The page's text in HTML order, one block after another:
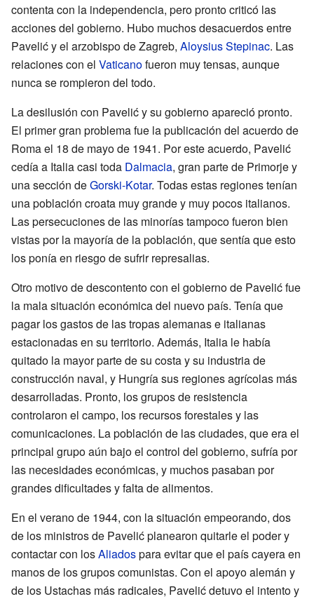
contenta con la independencia, pero pronto criticó las
acciones del gobierno. Hubo muchos desacuerdos entre
Pavelić y el arzobispo de Zagreb, Aloysius Stepinac. Las
relaciones con el Vaticanofueron muy tensas, aunque
nunca se rompieron del todo.
La desilusión con Pavelić y su gobierno apareció pronto.
El primer gran problema fue la publicación del acuerdo de
Roma el 18 de mayo de 1941. Por este acuerdo, Pavelić
cedía a Italia casi toda Dalmacia, gran parte de Primorje y
una sección deGorski-Kotar. Todas estas regiones tenían
una población croata muy grande y muy pocos italianos.
Las persecuciones de las minorías tampoco fueron bien
vistas por la mayoría de la población, que sentía que esto
los ponía en riesgo de sufrir represalias.
Otro motivo de descontento con el gobierno de Pavelić fue
la mala situación económica del nuevo país. Tenía que
pagar los gastos de las tropas alemanas e italianas
estacionadas en su territorio. Además, Italia le había
quitado la mayor parte de su costa y su industria de
construcción naval, y Hungría sus regiones agrícolas más
desarrolladas. Pronto, los grupos de resistencia
controlaron el campo, los recursos forestales y las
comunicaciones. La población de las ciudades, que era el
principal grupo aún bajo el control del gobierno, sufría por
las necesidades económicas, y muchos pasaban por
grandes dificultades y falta de alimentos.
En el verano de 1944, con la situación empeorando, dos
de los ministros de Pavelić planearon quitarle el poder y
contactar con losAliadospara evitar que el país cayera en
manos de los grupos comunistas. Con el apoyo alemán y
de los Ustachas más radicales, Pavelić detuvo el intento y